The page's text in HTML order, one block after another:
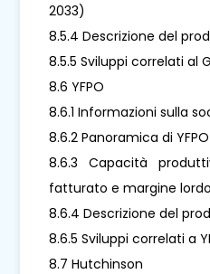
2033)
8.5.4 Descrizione del
8.5.5 Sviluppi correlati al
8.6 YFPO
8.6.1 Informazioni sulla
8.6.2 Panoramica di YFPO
8.6.3 Capacità
fatturato e margine
8.6.4 Descrizione del
8.6.5 Sviluppi correlati a
8.7 Hutchinson